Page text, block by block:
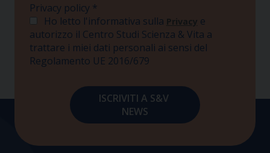
Privacy policy *
Ho letto l'informativa sulla Privacy e
autorizzo il Centro Studi Scienza & Vita a
trattare i miei dati personali ai sensi del
Regolamento UE 2016/679